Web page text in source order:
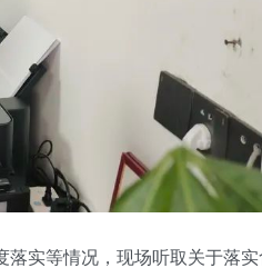
实等情况，现场听取关于落实